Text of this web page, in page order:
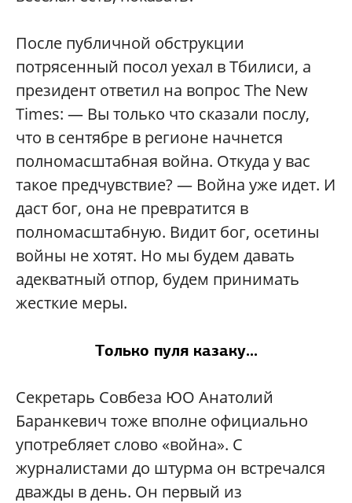
После публичной обструкции
потрясенный посол уехал в Тбилиси, а
президент ответил на вопрос The New
Times: — Вы только что сказали послу,
что в сентябре в регионе начнется
полномасштабная война. Откуда у вас
такое предчувствие? — Война уже идет. И
даст бог, она не превратится в
полномасштабную. Видит бог, осетины
войны не хотят. Но мы будем давать
адекватный отпор, будем принимать
жесткие меры.
Только пуля казаку...
Секретарь Cовбеза ЮО Анатолий
Баранкевич тоже вполне официально
употребляет слово «война». С
журналистами до штурма он встречался
дважды в день. Он первый из